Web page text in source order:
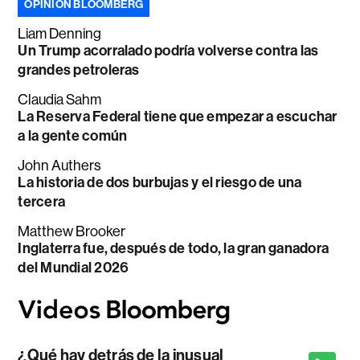
OPINIÓN BLOOMBERG
Liam Denning
Un Trump acorralado podría volverse contra las
grandes petroleras
Claudia Sahm
La Reserva Federal tiene que empezar a escuchar
a la gente común
John Authers
La historia de dos burbujas y el riesgo de una
tercera
Matthew Brooker
Inglaterra fue, después de todo, la gran ganadora
del Mundial 2026
¿Qué hay detrás de la inusual